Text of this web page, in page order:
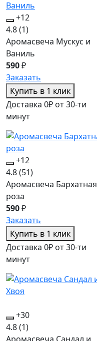
+12
4.8(1)
Аромасвеча Мускус и
Ваниль
590₽
Заказать
Купить в 1 клик
Доставка 0₽ от 30-ти
минут
+12
4.8(51)
Аромасвеча Бархатная
роза
590₽
Заказать
Купить в 1 клик
Доставка 0₽ от 30-ти
минут
+30
4.8(1)